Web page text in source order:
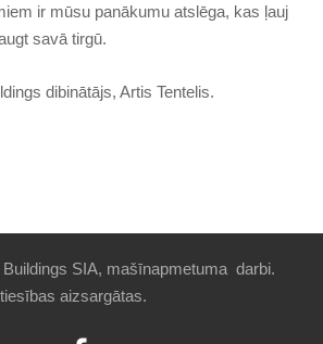
ir mūsu panākumu atslēga, kas ļauj
savā tirgū.
dibinātājs, Artis Tentelis.
SIA, mašīnapmetuma darbi.
tiesības aizsargātas.